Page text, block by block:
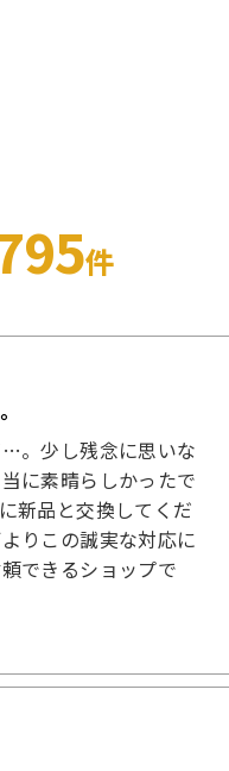
件
。少し残念に思いな
に素晴らしかったで
新品と交換してくだ
りこの誠実な対応に
できるショップで